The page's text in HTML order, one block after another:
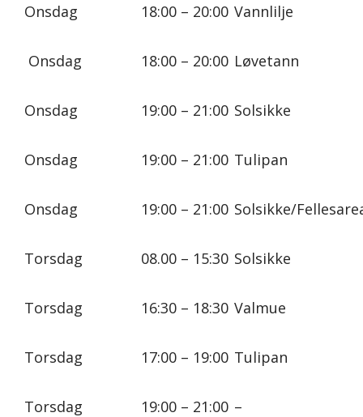
Onsdag 18:00 – 20:00 Vannlilje
Onsdag 18:00 – 20:00 Løvetann
Onsdag 19:00 – 21:00 Solsikke
Onsdag 19:00 – 21:00 Tulipan
Onsdag 19:00 – 21:00 Solsikke/
Torsdag 08.00 – 15:30 Solsikke
Torsdag 16:30 – 18:30 Valmue
Torsdag 17:00 – 19:00 Tulipan
Torsdag 19:00 – 21:00 –